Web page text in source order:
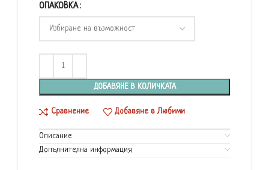
ОПАКОВКА
ДОБАВЯНЕ В КОЛИЧКАТА
Сравнение Добавяне в Любими
Описание
Допълнителна информация